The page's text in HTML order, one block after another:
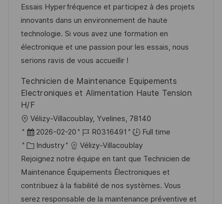
t
i
o
n
t
e
d
D
a
e
I
d
t
e
g
o
r
Essais Hyperfréquence et participez à des projets
innovants dans un environnement de haute
technologie. Si vous avez une formation en
électronique et une passion pour les essais, nous
serions ravis de vous accueillir !
Technicien de Maintenance Equipements
Electroniques et Alimentation Haute Tension
H/F
L
o
c
a
t
i
o
Vélizy-Villacoublay, Yvelines, 78140
P
o
s
t
e
d
2026-02-20
J
o
b
I
d
R0316491
Full time
C
a
t
e
g
Industry
Vélizy-Villacoublay
Rejoignez notre équipe en tant que Technicien de
Maintenance Équipements Électroniques et
contribuez à la fiabilité de nos systèmes. Vous
serez responsable de la maintenance préventive et